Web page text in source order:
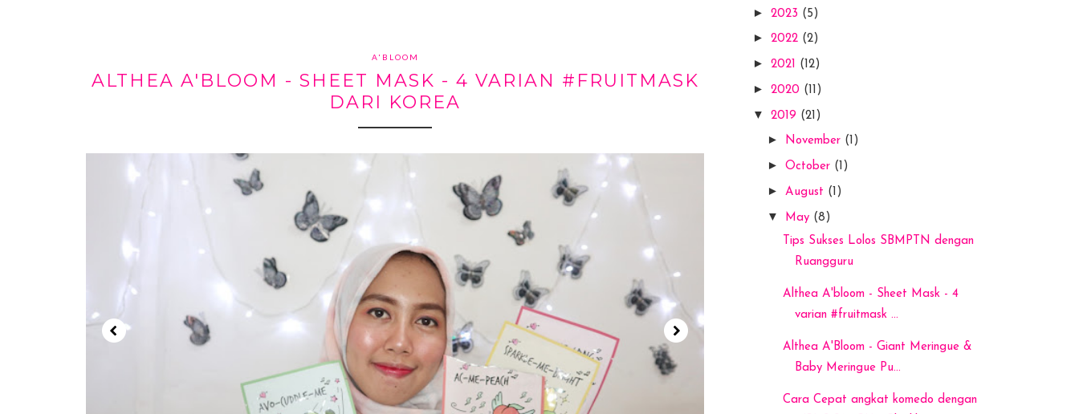
A'BLOOM
ALTHEA A'BLOOM - SHEET MASK - 4 VARIAN #FRUITMASK
DARI KOREA
► 2023 (5)
► 2022 (2)
► 2021 (12)
► 2020 (11)
▼ 2019 (21)
► November (1)
► October (1)
► August (1)
▼ May (8)
Tips Sukses Lolos SBMPTN dengan
Ruangguru
Althea A'bloom - Sheet Mask - 4
varian #fruitmask ...
Althea A'Bloom - Giant Meringue &
Baby Meringue Pu...
Cara Cepat angkat komedo dengan